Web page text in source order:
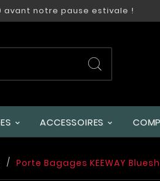
avant notre pause estivale !
ACCESSOIRES
Porte Bagages KEEWAY